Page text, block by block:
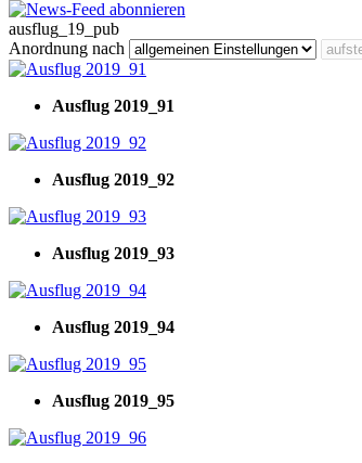
ausflug_19_pub
Anordnung nach
Ausflug 2019_91
Ausflug 2019_92
Ausflug 2019_93
Ausflug 2019_94
Ausflug 2019_95